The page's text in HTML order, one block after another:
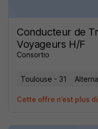
Conducteur de
Voyageurs H/F
Consortio
Toulouse - 31
Cette offre n’est plus